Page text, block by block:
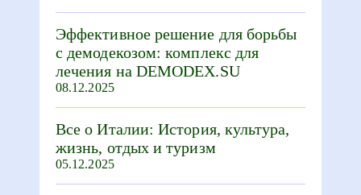
Эффективное решение для борьбы
с демодекозом: комплекс для
лечения на DEMODEX.SU
08.12.2025
Все о Италии: История, культура,
жизнь, отдых и туризм
05.12.2025